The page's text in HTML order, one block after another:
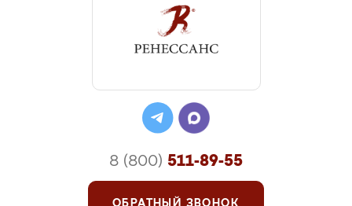
8 (800) 511-89-55
ОБРАТНЫЙ ЗВОНОК